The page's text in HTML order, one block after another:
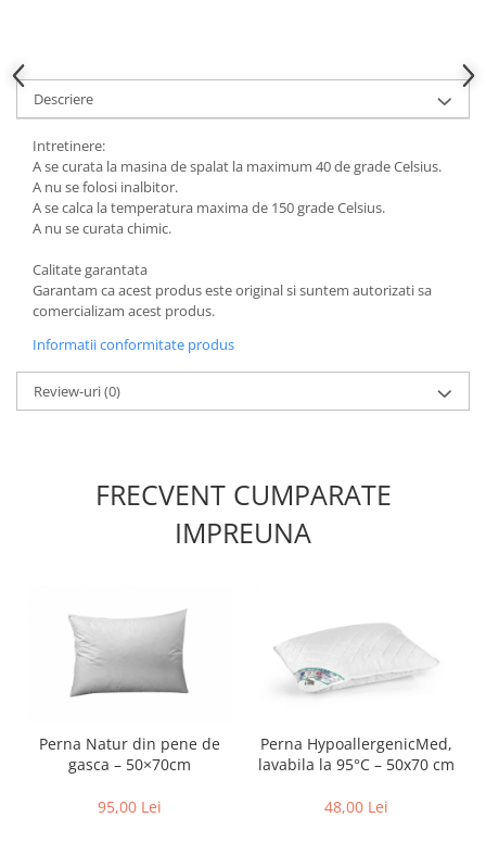
Descriere
Intretinere:
A se curata la masina de spalat la maximum 40 de grade Celsius.
A nu se folosi inalbitor.
A se calca la temperatura maxima de 150 grade Celsius.
A nu se curata chimic.
Calitate garantata
Garantam ca acest produs este original si suntem autorizati sa
comercializam acest produs.
Informatii conformitate produs
Review-uri(0)
FRECVENT CUMPARATE
IMPREUNA
Perna Natur din pene de
gasca – 50×70cm
95,00 Lei
Perna HypoallergenicMed,
lavabila la 95°C – 50x70 cm
48,00 Lei